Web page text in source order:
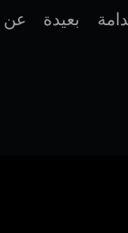
بعيدة